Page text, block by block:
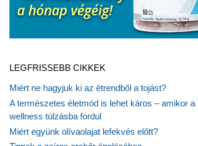
LEGFRISSEBB CIKKEK
Miért ne hagyjuk ki az étrendből a tojást?
A természetes életmód is lehet káros – amikor a
wellness túlzásba fordul
Miért együnk olívaolajat lefekvés előtt?